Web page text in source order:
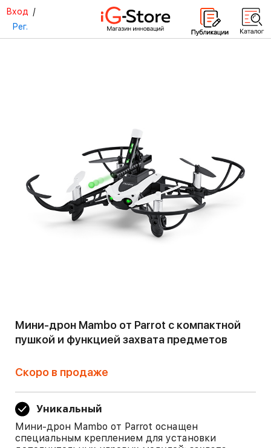
Вход /
Рег.
Мини-дрон Mambo от Parrot с компактной
пушкой и функцией захвата предметов
Скоро в продаже
Уникальный
Мини-дрон Mambo от Parrot оснащен
специальным креплением для установки